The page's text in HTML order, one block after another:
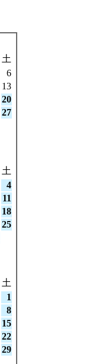
土
6
13
20
27
土
4
11
18
25
土
1
8
15
22
29